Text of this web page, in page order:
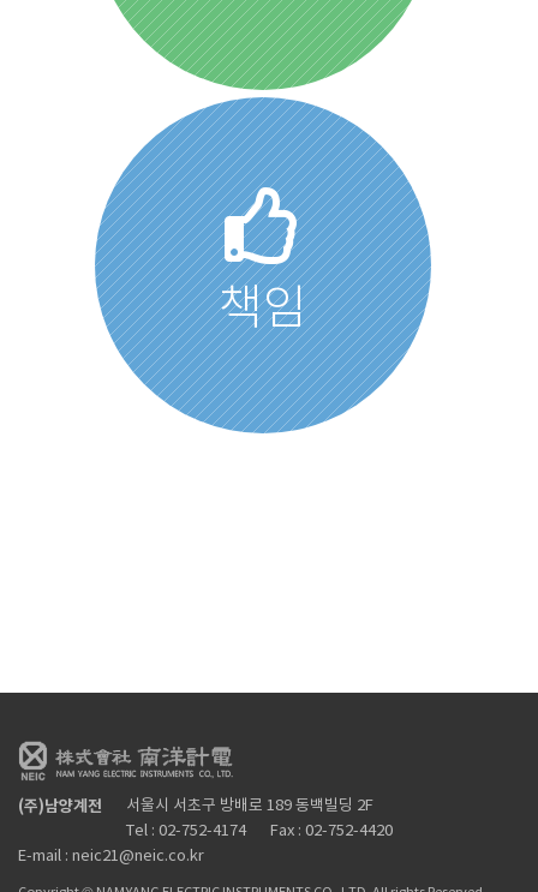
책임
(주)남양계전
서울시 서초구 방배로 189 동백빌딩 2F
Tel : 02-752-4174
Fax : 02-752-4420
E-mail : neic21@neic.co.kr